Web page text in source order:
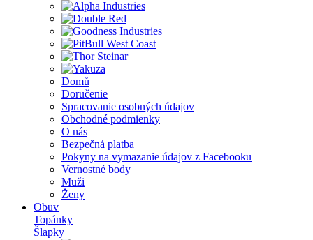
Domů
Doručenie
Spracovanie osobných údajov
Obchodné podmienky
O nás
Bezpečná platba
Pokyny na vymazanie údajov z Facebooku
Vernostné body
Muži
Ženy
Obuv
Topánky
Šlapky